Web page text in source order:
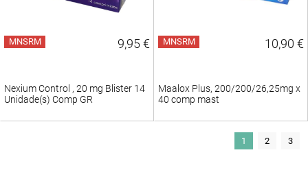
MNSRM 9,95 €
Nexium Control , 20 mg Blister 14
Unidade(s) Comp GR
MNSRM 10,90 €
Maalox Plus, 200/200/26,25mg x
40 comp mast
1 2 3